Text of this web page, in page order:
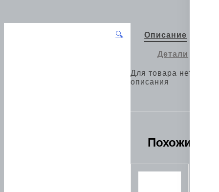
🔍
Описание
Детали
Для товара нет
описания
Похожие